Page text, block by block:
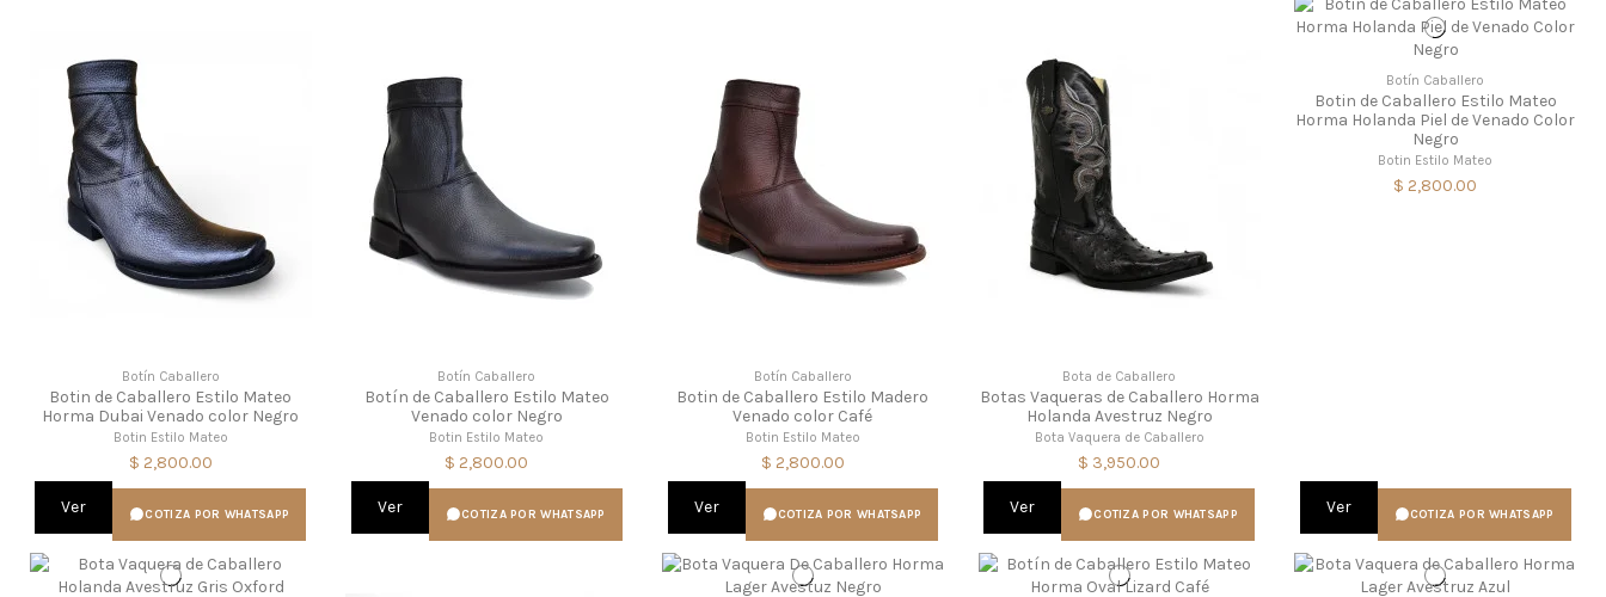
Botín Caballero
Botin de Caballero Estilo Mateo
Horma Dubai Venado color Negro
Botin Estilo Mateo
$ 2,800.00
Ver COTIZA POR WHATSAPP
Botín Caballero
Botín de Caballero Estilo Mateo
Venado color Negro
Botin Estilo Mateo
$ 2,800.00
Ver COTIZA POR WHATSAPP
Botín Caballero
Botin de Caballero Estilo Madero
Venado color Café
Botin Estilo Mateo
$ 2,800.00
Ver COTIZA POR WHATSAPP
Bota de Caballero
Botas Vaqueras de Caballero Horma
Holanda Avestruz Negro
Bota Vaquera de Caballero
$ 3,950.00
Ver COTIZA POR WHATSAPP
Botín Caballero
Botin de Caballero Estilo Mateo
Horma Holanda Piel de Venado Color
Negro
Botin Estilo Mateo
$ 2,800.00
Ver COTIZA POR WHATSAPP